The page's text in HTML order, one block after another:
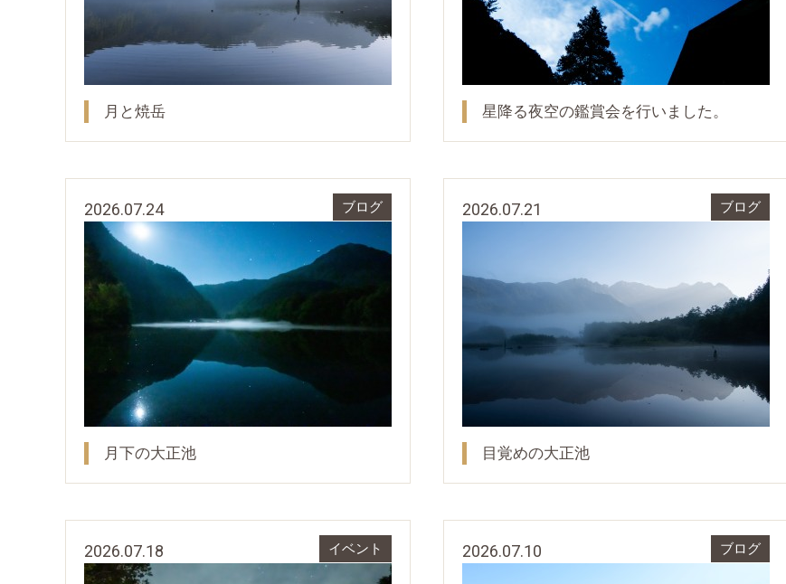
月と焼岳 星降る夜空の鑑賞会を行いました。
2026.07.24 ブログ
月下の大正池
2026.07.21 ブログ
目覚めの大正池
2026.07.18 イベント 2026.07.10 ブログ